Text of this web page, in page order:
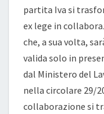
partita Iva si
ex lege in
che, a sua volta,
valida solo in
dal Ministero del
nella circolare 29/
collaborazione si